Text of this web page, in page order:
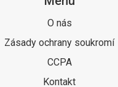
O nás
Zásady ochrany soukromí
CCPA
Kontakt